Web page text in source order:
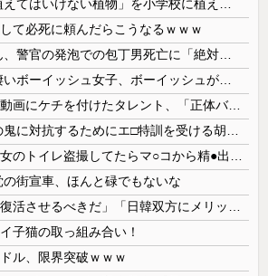
て必死に頼んだらこうなるｗｗｗ
高市首相の熊本視察動画にケチを付けたタレント、「正体バレバレよな」と黒電話の呼び方であっさりと……
の街宣車、ほんと碌でもないな
子猫の取っ組み合い！
ル、限界突破ｗｗｗ